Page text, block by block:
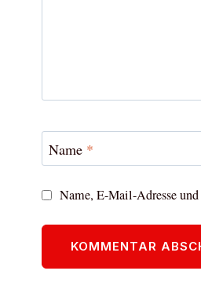
Name *
Name, E-Mail-Adresse